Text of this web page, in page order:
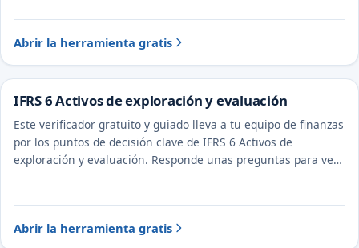
Abrir la herramienta gratis
IFRS 6 Activos de exploración y evaluación
Este verificador gratuito y guiado lleva a tu equipo de finanzas
por los puntos de decisión clave de IFRS 6 Activos de
exploración y evaluación. Responde unas preguntas para ver
Abrir la herramienta gratis